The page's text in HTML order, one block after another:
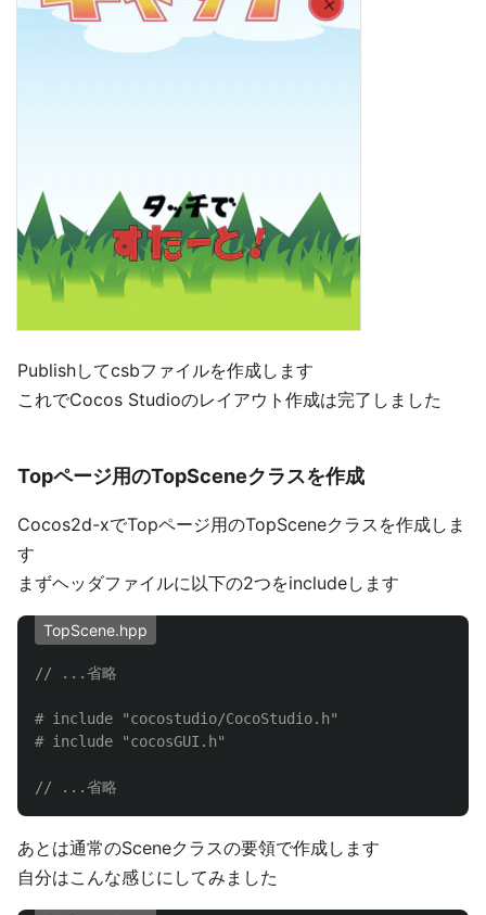
Publishしてcsbファイルを作成します
これでCocos Studioのレイアウト作成は完了しました
Topページ用のTopSceneクラスを作成
Cocos2d-xでTopページ用のTopSceneクラスを作成しま
す
まずヘッダファイルに以下の2つをincludeします
TopScene.hpp
// ...省略
# include "cocostudio/CocoStudio.h"
// ...省略
あとは通常のSceneクラスの要領で作成します
自分はこんな感じにしてみました